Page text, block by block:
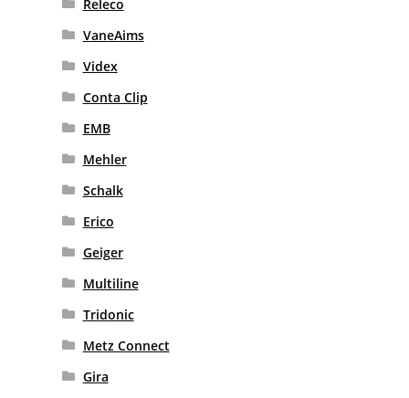
Releco
VaneAims
Videx
Conta Clip
EMB
Mehler
Schalk
Erico
Geiger
Multiline
Tridonic
Metz Connect
Gira